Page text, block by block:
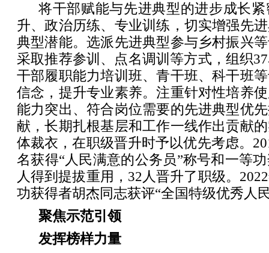
将干部赋能与先进典型的进步成长
升、政治历练、专业训练，切实增强先
典型潜能。选派先进典型参与乡村振兴
采取推荐参训、点名调训等方式，组织
干部履职能力培训班、青干班、科干班
信念，提升专业素养。注重针对性培养
能力突出、符合岗位需要的先进典型优
献，长期扎根基层和工作一线作出贡献
体裁衣，在职级晋升时予以优先考虑。
名获得“人民满意的公务员”称号和一等
人得到提拔重用，32人晋升了职级。
功获得者胡杰同志获评“全国特级优秀人
聚焦示范引领
发挥榜样力量